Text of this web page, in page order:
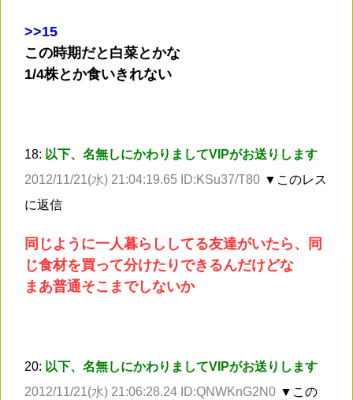
>>15
この時期だと白菜とかな
1/4株とか食いきれない
18: 以下、名無しにかわりましてVIPがお送りします
2012/11/21(水) 21:04:19.65 ID:KSu37/T80 ▼このレス
に返信
同じように一人暮らししてる友達がいたら、同
じ食材を買って分けたりできるんだけどな
まあ普通そこまでしないか
20: 以下、名無しにかわりましてVIPがお送りします
2012/11/21(水) 21:06:28.24 ID:QNWKnG2N0 ▼この